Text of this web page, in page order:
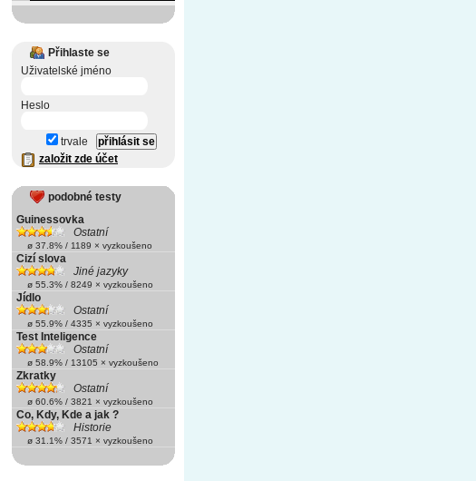
Přihlaste se
Uživatelské jméno
Heslo
trvale
založit zde účet
podobné testy
Guinessovka
Ostatní
ø 37.8% / 1189 × vyzkoušeno
Cizí slova
Jiné jazyky
ø 55.3% / 8249 × vyzkoušeno
Jídlo
Ostatní
ø 55.9% / 4335 × vyzkoušeno
Test Inteligence
Ostatní
ø 58.9% / 13105 × vyzkoušeno
Zkratky
Ostatní
ø 60.6% / 3821 × vyzkoušeno
Co, Kdy, Kde a jak ?
Historie
ø 31.1% / 3571 × vyzkoušeno